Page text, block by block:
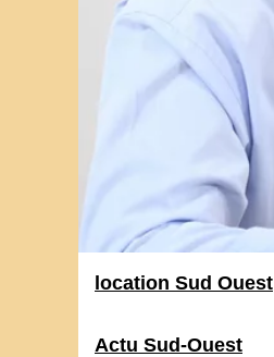
location Sud Ouest
Actu Sud-Ouest